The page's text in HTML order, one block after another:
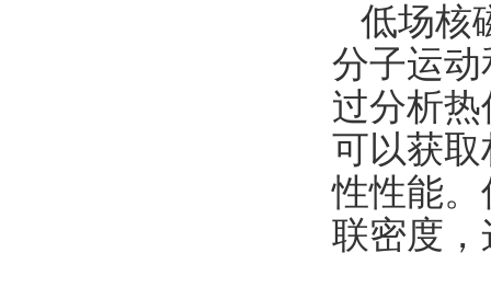
低场核
分子运
过分析
可以获
性性能
联密度